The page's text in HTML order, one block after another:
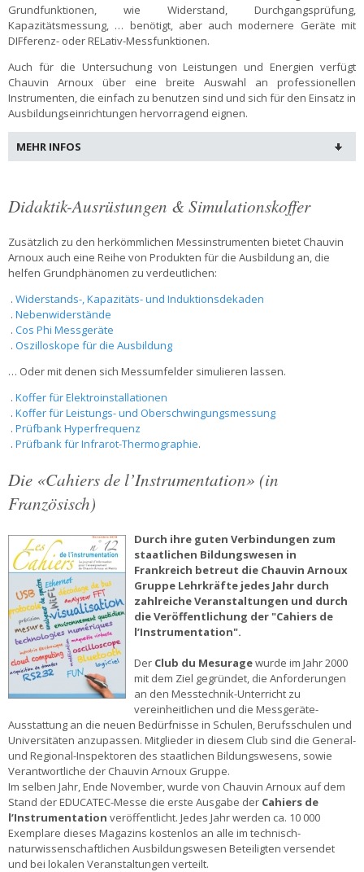
Grundfunktionen, wie Widerstand, Durchgangsprüfung,
Kapazitätsmessung, … benötigt, aber auch modernere Geräte mit
DIFferenz- oder RELativ-Messfunktionen.
Auch für die Untersuchung von Leistungen und Energien verfügt
Chauvin Arnoux über eine breite Auswahl an professionellen
Instrumenten, die einfach zu benutzen sind und sich für den Einsatz in
Ausbildungseinrichtungen hervorragend eignen.
MEHR INFOS
Didaktik-Ausrüstungen & Simulationskoffer
Zusätzlich zu den herkömmlichen Messinstrumenten bietet Chauvin
Arnoux auch eine Reihe von Produkten für die Ausbildung an, die
helfen Grundphänomen zu verdeutlichen:
. Widerstands-, Kapazitäts- und Induktionsdekaden
. Nebenwiderstände
. Cos Phi Messgeräte
. Oszilloskope für die Ausbildung
… Oder mit denen sich Messumfelder simulieren lassen.
. Koffer für Elektroinstallationen
. Koffer für Leistungs- und Oberschwingungsmessung
. Prüfbank Hyperfrequenz
. Prüfbank für Infrarot-Thermographie.
Die «Cahiers de l’Instrumentation» (in
Französisch)
Durch ihre guten Verbindungen zum
staatlichen Bildungswesen in
Frankreich betreut die Chauvin Arnoux
Gruppe Lehrkräfte jedes Jahr durch
zahlreiche Veranstaltungen und durch
die Veröffentlichung der "Cahiers de
l’Instrumentation".
Der Club du Mesuragewurde im Jahr 2000
mit dem Ziel gegründet, die Anforderungen
an den Messtechnik-Unterricht zu
vereinheitlichen und die Messgeräte-
Ausstattung an die neuen Bedürfnisse in Schulen, Berufsschulen und
Universitäten anzupassen. Mitglieder in diesem Club sind die General-
und Regional-Inspektoren des staatlichen Bildungswesens, sowie
Verantwortliche der Chauvin Arnoux Gruppe.
Im selben Jahr, Ende November, wurde von Chauvin Arnoux auf dem
Stand der EDUCATEC-Messe die erste Ausgabe der Cahiers de
l’Instrumentation veröffentlicht. Jedes Jahr werden ca. 10 000
Exemplare dieses Magazins kostenlos an alle im technisch-
naturwissenschaftlichen Ausbildungswesen Beteiligten versendet
und bei lokalen Veranstaltungen verteilt.